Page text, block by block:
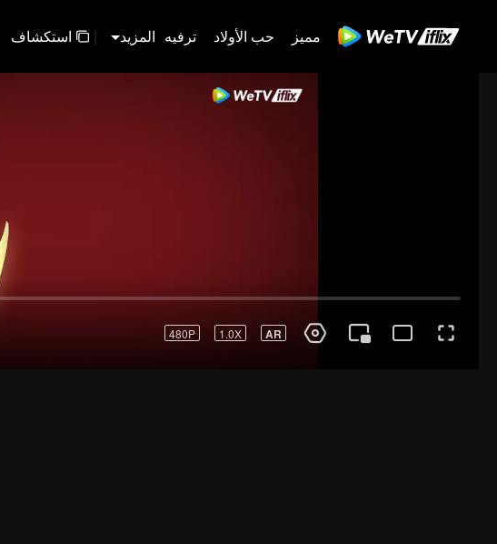
مميز حب الأولاد ترفيه المزيد | استكشاف